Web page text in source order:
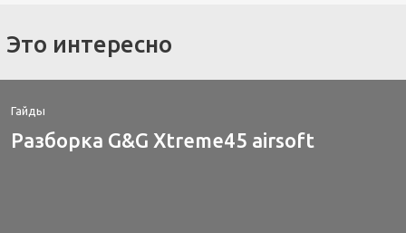
Это интересно
Гайды
Разборка G&G Xtreme45 airsoft